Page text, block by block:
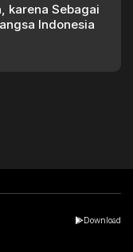
karena Sebagai
Indonesia
Download